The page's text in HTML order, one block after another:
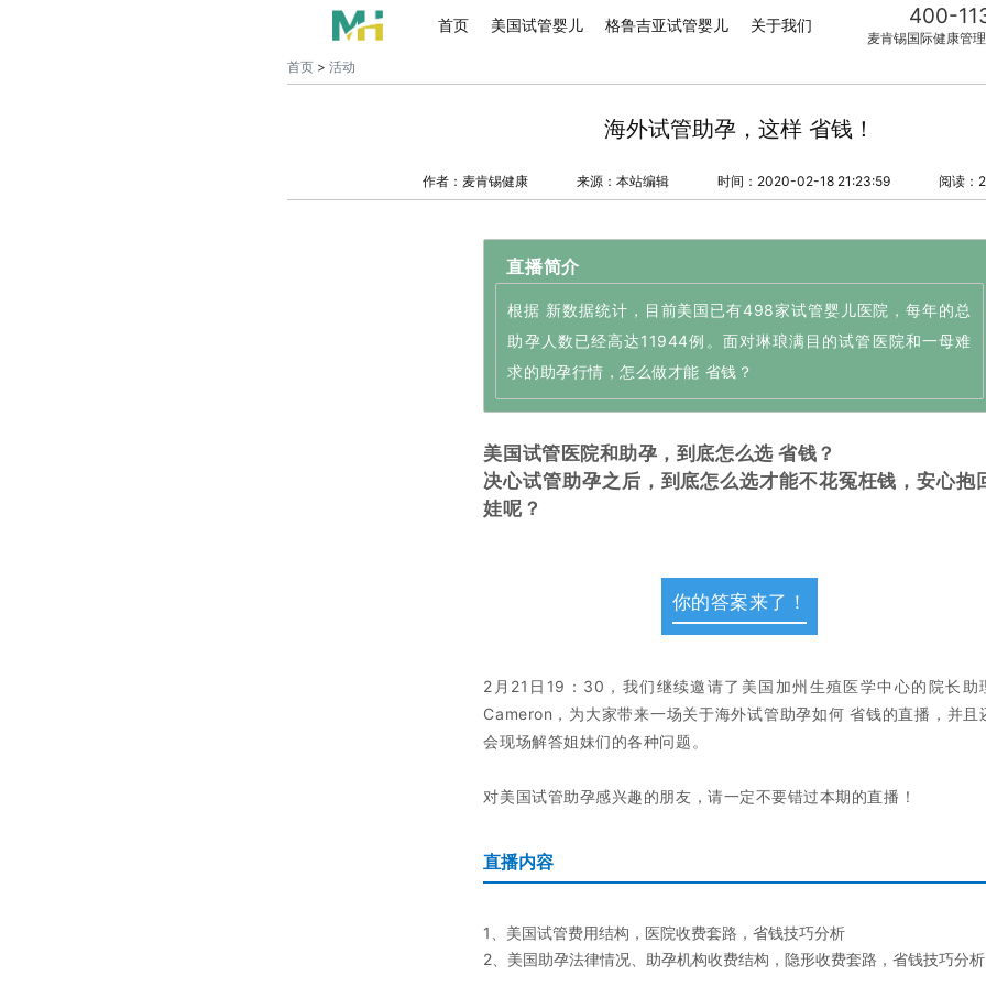
首页 美国试管婴儿 格鲁吉亚试管婴儿 关于我们 400-
麦肯锡国际健康管
首页> 活动
海外试管助孕，这样 省钱！
作者：麦肯锡健康 来源：本站编辑 时间：2020-02-18 21:23:59 阅读：
直播简介
根据 新数据统计，目前美国已有498家试管婴儿医院，每年的总
助孕人数已经高达11944例。面对琳琅满目的试管医院和一母难
求的助孕行情，怎么做才能 省钱？
美国试管医院和助孕，到底怎么选 省钱？
决心试管助孕之后，到底怎么选才能不花冤枉钱，安心抱
娃呢？
你的答案来了！
2月21日19：30，我们继续邀请了美国加州生殖医学中心的院长助
Cameron，为大家带来一场关于海外试管助孕如何 省钱的直播，并且
会现场解答姐妹们的各种问题。
对美国试管助孕感兴趣的朋友，请一定不要错过本期的直播！
直播内容
1、美国试管费用结构，医院收费套路，省钱技巧分析
2、美国助孕法律情况、助孕机构收费结构，隐形收费套路，省钱技巧分析